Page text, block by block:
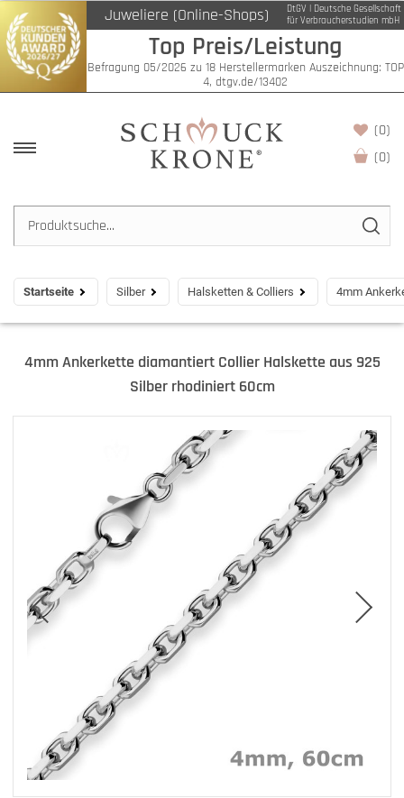
Juweliere (Online-Shops)
DtGV | Deutsche Gesellschaft
für Verbraucherstudien mbH
Top Preis/Leistung
Befragung 05/2026 zu 18 Herstellermarken Auszeichnung: TOP
4, dtgv.de/13402
(0)
(0)
Startseite Silber Halsketten & Colliers 4mm
4mm Ankerkette diamantiert Collier Halskette aus 925
Silber rhodiniert 60cm